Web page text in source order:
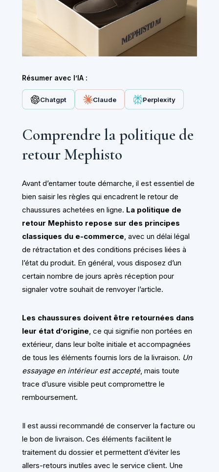
Résumer avec l’IA :
Chatgpt Claude Perplexity
Comprendre la politique de
retour Mephisto
Avant d’entamer toute démarche, il est essentiel de
bien saisir les règles qui encadrent le retour de
chaussures achetées en ligne. La politique de
retour Mephisto repose sur des principes
classiques du e-commerce , avec un délai légal
de rétractation et des conditions précises liées à
l’état du produit. En général, vous disposez d’un
certain nombre de jours après réception pour
signaler votre souhait de renvoyer l’article.
Les chaussures doivent être retournées dans
leur état d’origine , ce qui signifie non portées en
extérieur, dans leur boîte initiale et accompagnées
de tous les éléments fournis lors de la livraison. Un
essayage en intérieur est accepté, mais toute
trace d’usure visible peut compromettre le
remboursement.
Il est aussi recommandé de conserver la facture ou
le bon de livraison. Ces éléments facilitent le
traitement du dossier et permettent d’éviter les
allers-retours inutiles avec le service client. Une